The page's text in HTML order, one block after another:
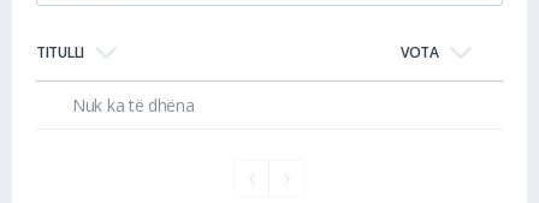
TITULLI VOTA
Nuk ka të dhëna